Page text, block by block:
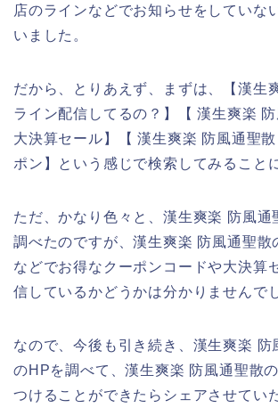
店のラインなどでお知らせをしていな
いました。
だから、とりあえず、まずは、【漢生
ライン配信してるの？】【 漢生爽楽
大決算セール】【 漢生爽楽 防風通聖
ポン】という感じで検索してみること
ただ、かなり色々と、漢生爽楽 防風通
調べたのですが、漢生爽楽 防風通聖散
などでお得なクーポンコードや大決算
信しているかどうかは分かりませんで
なので、今後も引き続き、漢生爽楽 防
のHPを調べて、漢生爽楽 防風通聖散
つけることができたらシェアさせてい